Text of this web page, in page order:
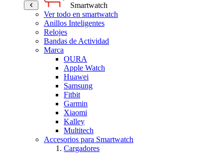
Smartwatch
Ver todo en smartwatch
Anillos Inteligentes
Relojes
Bandas de Actividad
Marca
OURA
Apple Watch
Huawei
Samsung
Fitbit
Garmin
Xiaomi
Kalley
Multitech
Accesorios para Smartwatch
Cargadores